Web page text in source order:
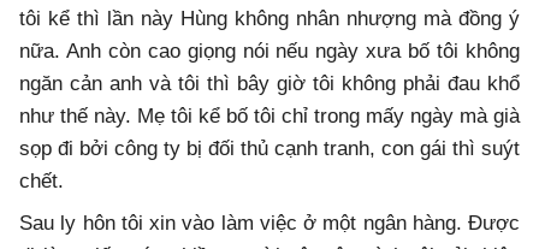
tôi kể thì lần này Hùng không nhân nhượng mà đồng ý
nữa. Anh còn cao giọng nói nếu ngày xưa bố tôi không
ngăn cản anh và tôi thì bây giờ tôi không phải đau khổ
như thế này. Mẹ tôi kể bố tôi chỉ trong mấy ngày mà già
sọp đi bởi công ty bị đối thủ cạnh tranh, con gái thì suýt
chết.
Sau ly hôn tôi xin vào làm việc ở một ngân hàng. Được